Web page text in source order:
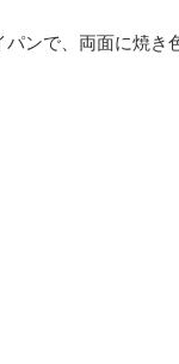
ンで、両面に焼き